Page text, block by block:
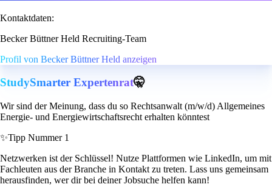
Kontaktdaten:
Becker Büttner Held Recruiting-Team
Profil von Becker Büttner Held anzeigen
StudySmarter Expertenrat🤫
Wir sind der Meinung, dass du so Rechtsanwalt (m/w/d) Allgemeines
Energie- und Energiewirtschaftsrecht erhalten könntest
✨Tipp Nummer 1
Netzwerken ist der Schlüssel! Nutze Plattformen wie LinkedIn, um mit
Fachleuten aus der Branche in Kontakt zu treten. Lass uns gemeinsam
herausfinden, wer dir bei deiner Jobsuche helfen kann!